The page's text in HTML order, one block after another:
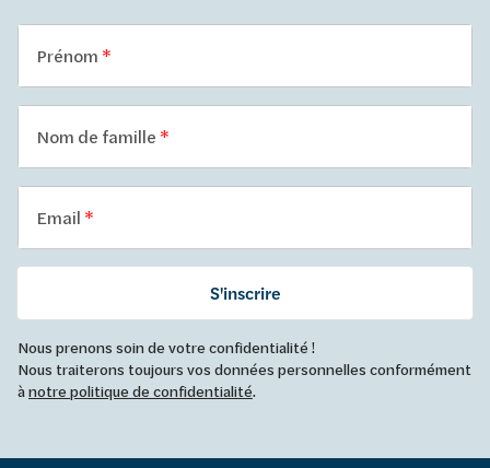
Prénom
Nom de famille
Email
S'inscrire
Nous prenons soin de votre confidentialité !
Nous traiterons toujours vos données personnelles conformément
ànotre politique de confidentialité.